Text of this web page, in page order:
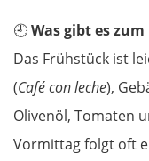
🕘Was gibt es
Das Frühstück ist
(Café con leche),
Olivenöl, Tomaten
Vormittag folgt oft
Kavala
Asprovalta
Thessaloniki